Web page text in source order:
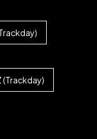
(Trackday)